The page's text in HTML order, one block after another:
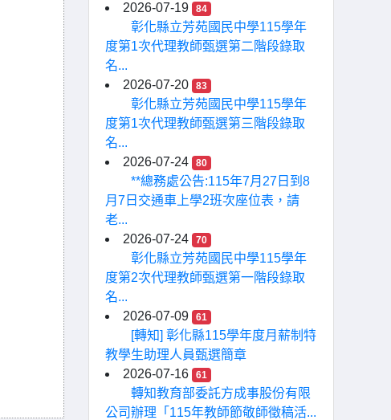
2026-07-19
84
彰化縣立芳苑國民中學115學年
度第1次代理教師甄選第二階段錄取
名...
2026-07-20
83
彰化縣立芳苑國民中學115學年
度第1次代理教師甄選第三階段錄取
名...
2026-07-24
80
**總務處公告:115年7月27日到8
月7日交通車上學2班次座位表，請
老...
2026-07-24
70
彰化縣立芳苑國民中學115學年
度第2次代理教師甄選第一階段錄取
名...
2026-07-09
61
[轉知] 彰化縣115學年度月薪制特
教學生助理人員甄選簡章
2026-07-16
61
轉知教育部委託方成事股份有限
公司辦理「115年教師節敬師徵稿活...